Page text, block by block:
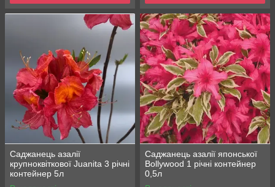
Саджанець азалії
крупноквіткової Juanita 3 річні
контейнер 5л
Саджанець азалії японської
Bollywood 1 річні контейнер
0,5л